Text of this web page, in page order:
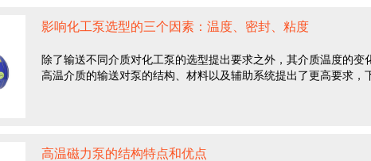
影响化工泵选型的三个因素：温度、密封、粘度
除了输送不同介质对化工泵的选型提出要求之外，其介质温度的
高温介质的输送对泵的结构、材料以及辅助系统提出了更高要求，
高温磁力泵的结构特点和优点